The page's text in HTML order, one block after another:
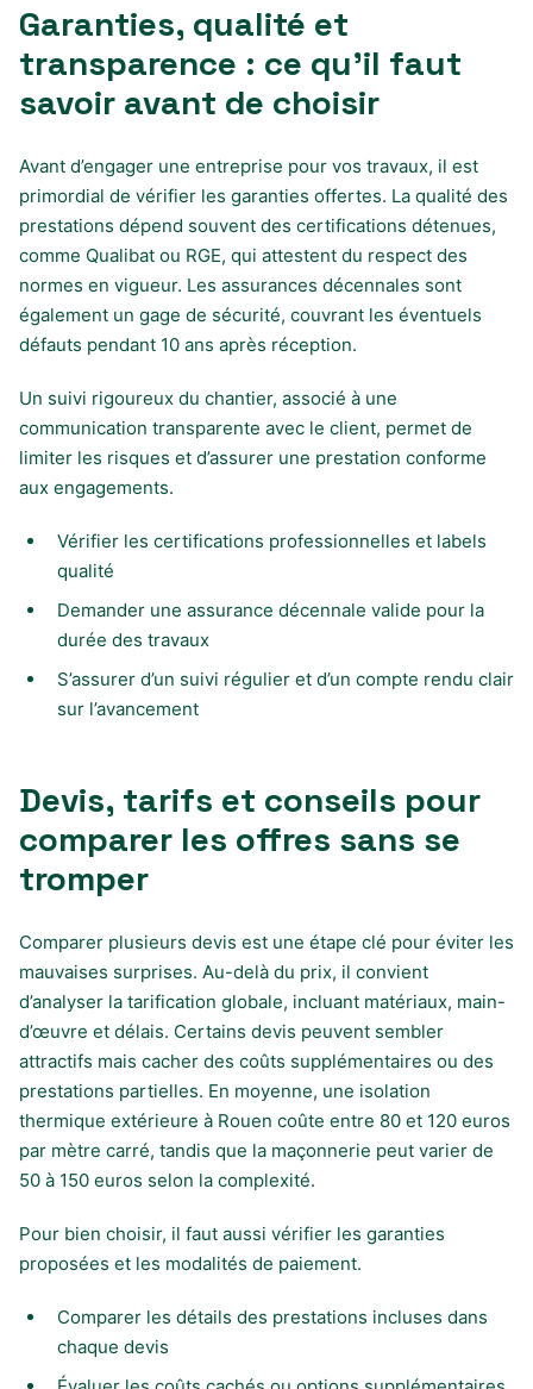
Garanties, qualité et
transparence : ce qu’il faut
savoir avant de choisir
Avant d’engager une entreprise pour vos travaux, il est
primordial de vérifier les garanties offertes. La qualité des
prestations dépend souvent des certifications détenues,
comme Qualibat ou RGE, qui attestent du respect des
normes en vigueur. Les assurances décennales sont
également un gage de sécurité, couvrant les éventuels
défauts pendant 10 ans après réception.
Un suivi rigoureux du chantier, associé à une
communication transparente avec le client, permet de
limiter les risques et d’assurer une prestation conforme
aux engagements.
Vérifier les certifications professionnelles et labels
qualité
Demander une assurance décennale valide pour la
durée des travaux
S’assurer d’un suivi régulier et d’un compte rendu clair
sur l’avancement
Devis, tarifs et conseils pour
comparer les offres sans se
tromper
Comparer plusieurs devis est une étape clé pour éviter les
mauvaises surprises. Au-delà du prix, il convient
d’analyser la tarification globale, incluant matériaux, main-
d’œuvre et délais. Certains devis peuvent sembler
attractifs mais cacher des coûts supplémentaires ou des
prestations partielles. En moyenne, une isolation
thermique extérieure à Rouen coûte entre 80 et 120 euros
par mètre carré, tandis que la maçonnerie peut varier de
50 à 150 euros selon la complexité.
Pour bien choisir, il faut aussi vérifier les garanties
proposées et les modalités de paiement.
Comparer les détails des prestations incluses dans
chaque devis